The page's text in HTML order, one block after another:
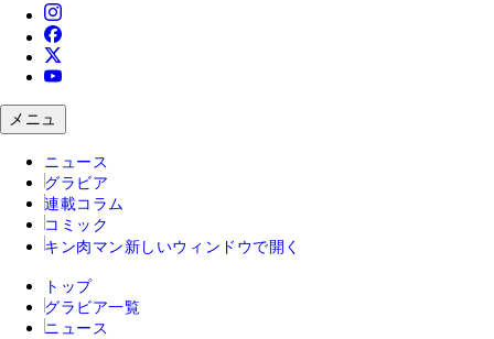
メニュ
ニュース
グラビア
連載コラム
コミック
キン肉マン 新しいウィンドウで開く
トップ
グラビア一覧
ニュース